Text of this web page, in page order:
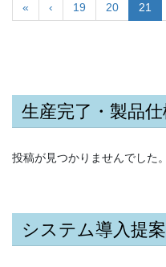
« ‹ 19 20 21
生産完了・製品
投稿が見つかりませんでした。
システム導入提案